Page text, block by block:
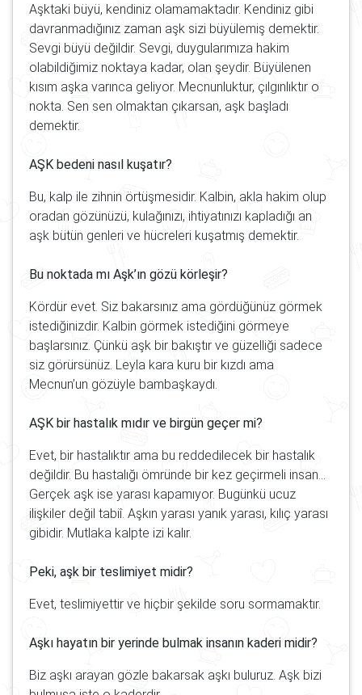
Aşktaki büyü, kendiniz olamamaktadır. Kendiniz gibi
davranmadığınız zaman aşk sizi büyülemiş demektir.
Sevgi büyü değildir. Sevgi, duygularımıza hakim
olabildiğimiz noktaya kadar, olan şeydir. Büyülenen
kısım aşka varınca geliyor. Mecnunluktur, çılgınlıktır o
nokta. Sen sen olmaktan çıkarsan, aşk başladı
demektir.
AŞK bedeni nasıl kuşatır?
Bu, kalp ile zihnin örtüşmesidir. Kalbin, akla hakim olup
oradan gözünüzü, kulağınızı, ihtiyatınızı kapladığı an
aşk bütün genleri ve hücreleri kuşatmış demektir.
Bu noktada mı Aşk’ın gözü körleşir?
Kördür evet. Siz bakarsınız ama gördüğünüz görmek
istediğinizdir. Kalbin görmek istediğini görmeye
başlarsınız. Çünkü aşk bir bakıştır ve güzelliği sadece
siz görürsünüz. Leyla kara kuru bir kızdı ama
Mecnun’un gözüyle bambaşkaydı.
AŞK bir hastalık mıdır ve birgün geçer mi?
Evet, bir hastalıktır ama bu reddedilecek bir hastalık
değildir. Bu hastalığı ömründe bir kez geçirmeli insan…
Gerçek aşk ise yarası kapamıyor. Bugünkü ucuz
ilişkiler değil tabiî. Aşkın yarası yanık yarası, kılıç yarası
gibidir. Mutlaka kalpte izi kalır.
Peki, aşk bir teslimiyet midir?
Evet, teslimiyettir ve hiçbir şekilde soru sormamaktır.
Aşkı hayatın bir yerinde bulmak insanın kaderi midir?
Biz aşkı arayan gözle bakarsak aşkı buluruz. Aşk bizi